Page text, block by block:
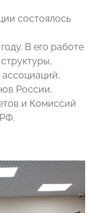
состоялось
В его работе
России,
и Комиссий